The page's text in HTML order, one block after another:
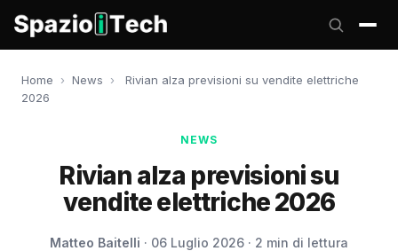
Home › News ›
Rivian alza previsioni su vendite elettriche
2026
NEWS
Rivian alza previsioni su
vendite elettriche 2026
Matteo Baitelli · 06 Luglio 2026 · 2 min di lettura